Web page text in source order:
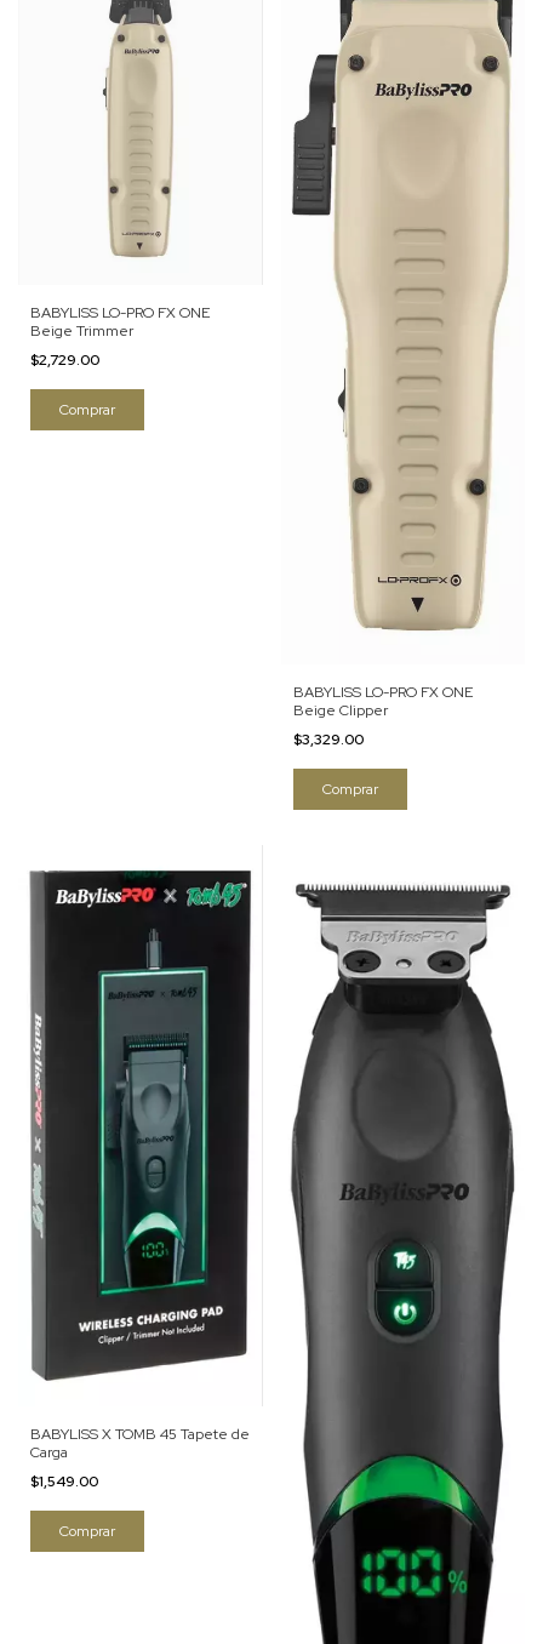
BABYLISS LO-PRO FX ONE
Beige Trimmer
$2,729.00
BABYLISS LO-PRO FX ONE
Beige Clipper
$3,329.00
BABYLISS X TOMB 45 Tapete de
Carga
$1,549.00